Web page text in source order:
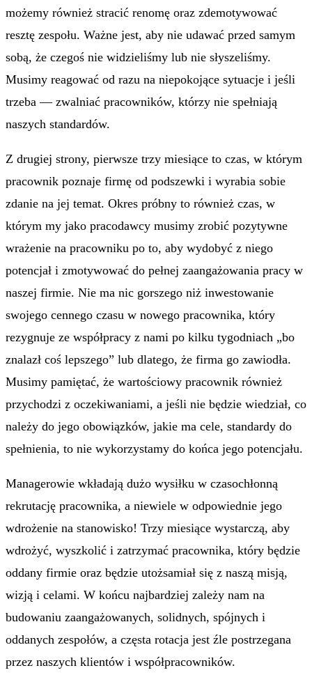
możemy również stracić renomę oraz zdemotywować
resztę zespołu. Ważne jest, aby nie udawać przed samym
sobą, że czegoś nie widzieliśmy lub nie słyszeliśmy.
Musimy reagować od razu na niepokojące sytuacje i jeśli
trzeba — zwalniać pracowników, którzy nie spełniają
naszych standardów.
Z drugiej strony, pierwsze trzy miesiące to czas, w którym
pracownik poznaje firmę od podszewki i wyrabia sobie
zdanie na jej temat. Okres próbny to również czas, w
którym my jako pracodawcy musimy zrobić pozytywne
wrażenie na pracowniku po to, aby wydobyć z niego
potencjał i zmotywować do pełnej zaangażowania pracy w
naszej firmie. Nie ma nic gorszego niż inwestowanie
swojego cennego czasu w nowego pracownika, który
rezygnuje ze współpracy z nami po kilku tygodniach „bo
znalazł coś lepszego” lub dlatego, że firma go zawiodła.
Musimy pamiętać, że wartościowy pracownik również
przychodzi z oczekiwaniami, a jeśli nie będzie wiedział, co
należy do jego obowiązków, jakie ma cele, standardy do
spełnienia, to nie wykorzystamy do końca jego potencjału.
Managerowie wkładają dużo wysiłku w czasochłonną
rekrutację pracownika, a niewiele w odpowiednie jego
wdrożenie na stanowisko! Trzy miesiące wystarczą, aby
wdrożyć, wyszkolić i zatrzymać pracownika, który będzie
oddany firmie oraz będzie utożsamiał się z naszą misją,
wizją i celami. W końcu najbardziej zależy nam na
budowaniu zaangażowanych, solidnych, spójnych i
oddanych zespołów, a częsta rotacja jest źle postrzegana
przez naszych klientów i współpracowników.